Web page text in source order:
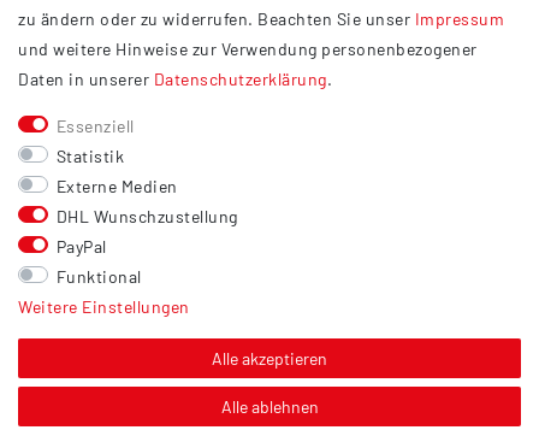
Barrierefreiheit
Service
Kontakt
Versand
Zahlung
Vertrag widerrufen
Sonstiges
Hinweis zur Entsorgung von Altbatterien & Altöl
Über uns
zu ändern oder zu widerrufen. Beachten Sie unser Impressum
und weitere Hinweise zur Verwendung personenbezogener
Daten in unserer Daten­schutz­erklärung.
Essenziell
Statistik
Externe Medien
DHL Wunschzustellung
PayPal
Funktional
Weitere Einstellungen
Alle akzeptieren
Alle ablehnen